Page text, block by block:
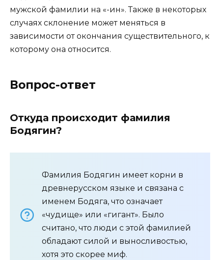
мужской фамилии на «-ин». Также в некоторых
случаях склонение может меняться в
зависимости от окончания существительного, к
которому она относится.
Вопрос-ответ
Откуда происходит фамилия
Бодягин?
Фамилия Бодягин имеет корни в
древнерусском языке и связана с
именем Бодяга, что означает
«чудище» или «гигант». Было
считано, что люди с этой фамилией
обладают силой и выносливостью,
хотя это скорее миф.